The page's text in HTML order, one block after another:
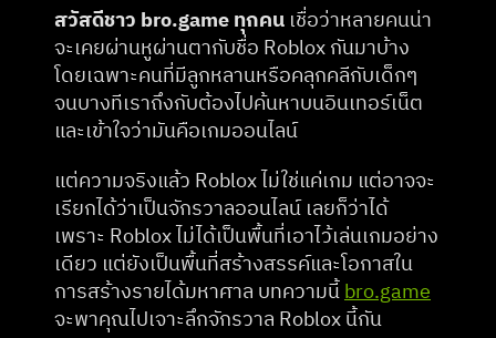
สวัสดีชาว bro.game ทุกคน เชื่อว่าหลายคนน่า
จะเคยผ่านหูผ่านตากับชื่อ Roblox กันมาบ้าง
โดยเฉพาะคนที่มีลูกหลานหรือคลุกคลีกับเด็กๆ
จนบางทีเราถึงกับต้องไปค้นหาบนอินเทอร์เน็ต
และเข้าใจว่ามันคือเกมออนไลน์
แต่ความจริงแล้ว Roblox ไม่ใช่แค่เกม แต่อาจจะ
เรียกได้ว่าเป็นจักรวาลออนไลน์ เลยก็ว่าได้
เพราะ Roblox ไม่ได้เป็นพื้นที่เอาไว้เล่นเกมอย่าง
เดียว แต่ยังเป็นพื้นที่สร้างสรรค์และโอกาสใน
การสร้างรายได้มหาศาล บทความนี้ bro.game
จะพาคุณไปเจาะลึกจักรวาล Roblox นี้กัน